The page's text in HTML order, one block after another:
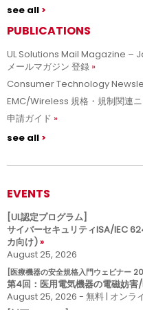
see all
PUBLICATIONS
UL Solutions Mail Magazine –
メールマガジン 登録
Consumer Technology
EMC/Wireless 規格・規制関連ニ
申請ガイド
see all
EVENTS
[UL認定プログラム]
サイバーセキュリティISA/IEC
カ向け)
August 25, 2026
[医療機器の安全規格入門ウェビナー
第4回：医用電気機器の電磁妨害/
August 25, 2026 - 無料 | オンラ